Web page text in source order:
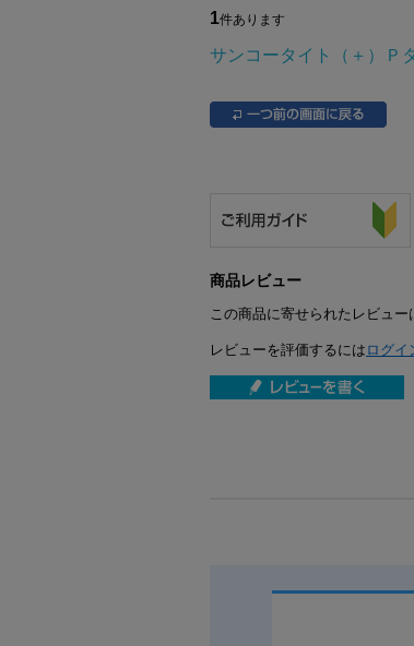
1件あります
サンコータイト（＋）Ｐ
商品レビュー
この商品に寄せられたレビュー
レビューを評価するには ログイ